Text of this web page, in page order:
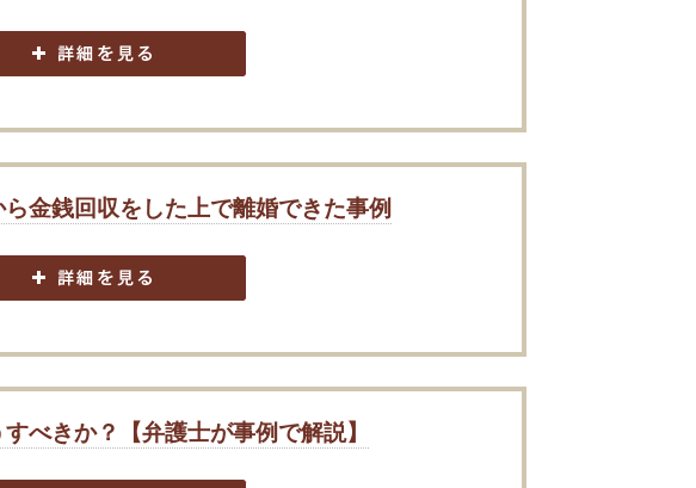
金銭回収をした上で離婚できた事例
べきか？【弁護士が事例で解説】